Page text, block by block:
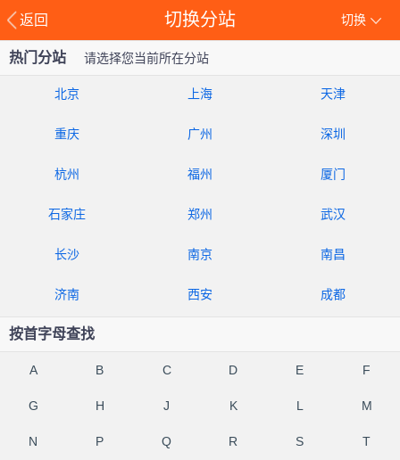
返回 切换
切换分站
热门分站 请选择您当前所在分站
北京 上海 天津
重庆 广州 深圳
杭州 福州 厦门
石家庄 郑州 武汉
长沙 南京 南昌
济南 西安 成都
按首字母查找
A B C D E F
G H J K L M
N P Q R S T